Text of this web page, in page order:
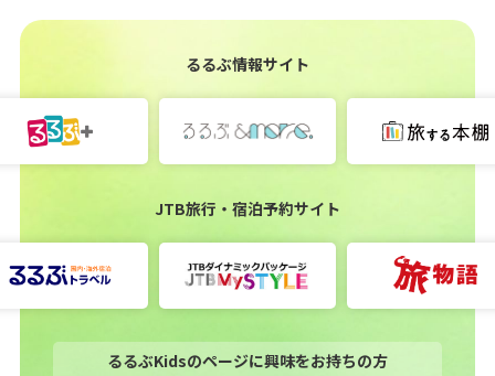
るるぶ情報サイト
JTB旅行・宿泊予約サイト
るるぶKidsのページに興味をお持ちの方